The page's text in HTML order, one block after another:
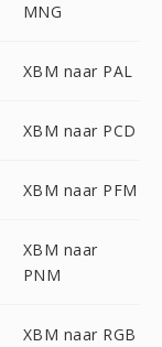
MNG
XBM naar PAL
XBM naar PCD
XBM naar PFM
XBM naar
PNM
XBM naar RGB